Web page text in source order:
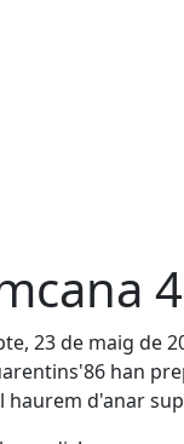
23 de maig de
han
haurem d'anar